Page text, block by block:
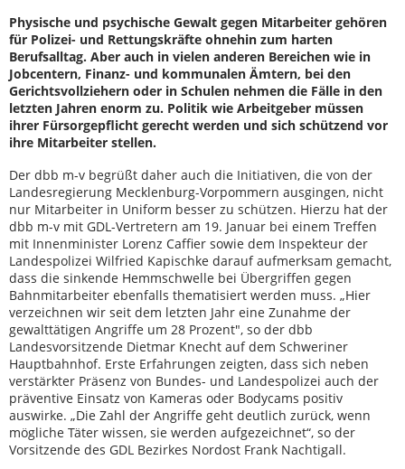
Physische und psychische Gewalt gegen Mitarbeiter gehören
für Polizei- und Rettungskräfte ohnehin zum harten
Berufsalltag. Aber auch in vielen anderen Bereichen wie in
Jobcentern, Finanz- und kommunalen Ämtern, bei den
Gerichtsvollziehern oder in Schulen nehmen die Fälle in den
letzten Jahren enorm zu. Politik wie Arbeitgeber müssen
ihrer Fürsorgepflicht gerecht werden und sich schützend vor
ihre Mitarbeiter stellen.
Der dbb m-v begrüßt daher auch die Initiativen, die von der
Landesregierung Mecklenburg-Vorpommern ausgingen, nicht
nur Mitarbeiter in Uniform besser zu schützen. Hierzu hat der
dbb m-v mit GDL-Vertretern am 19. Januar bei einem Treffen
mit Innenminister Lorenz Caffier sowie dem Inspekteur der
Landespolizei Wilfried Kapischke darauf aufmerksam gemacht,
dass die sinkende Hemmschwelle bei Übergriffen gegen
Bahnmitarbeiter ebenfalls thematisiert werden muss. „Hier
verzeichnen wir seit dem letzten Jahr eine Zunahme der
gewalttätigen Angriffe um 28 Prozent", so der dbb
Landesvorsitzende Dietmar Knecht auf dem Schweriner
Hauptbahnhof. Erste Erfahrungen zeigten, dass sich neben
verstärkter Präsenz von Bundes- und Landespolizei auch der
präventive Einsatz von Kameras oder Bodycams positiv
auswirke. „Die Zahl der Angriffe geht deutlich zurück, wenn
mögliche Täter wissen, sie werden aufgezeichnet“, so der
Vorsitzende des GDL Bezirkes Nordost Frank Nachtigall.